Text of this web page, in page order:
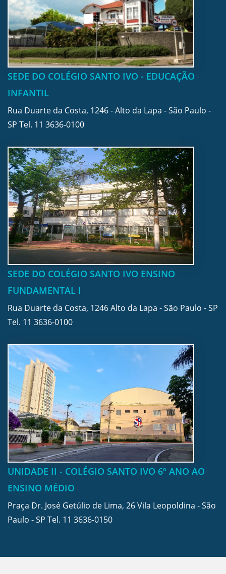
SEDE DO COLÉGIO SANTO IVO - EDUCAÇÃO
INFANTIL
Rua Duarte da Costa, 1246 - Alto da Lapa - São Paulo -
SP Tel. 11 3636-0100
SEDE DO COLÉGIO SANTO IVO ENSINO
FUNDAMENTAL I
Rua Duarte da Costa, 1246 Alto da Lapa - São Paulo - SP
Tel. 11 3636-0100
UNIDADE II - COLÉGIO SANTO IVO 6º ANO AO
ENSINO MÉDIO
Praça Dr. José Getúlio de Lima, 26 Vila Leopoldina - São
Paulo - SP Tel. 11 3636-0150